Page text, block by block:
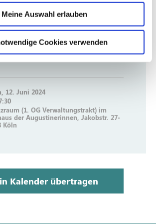
Meine Auswahl erlauben
Cookies verwenden
bei der Ärztekammer
wurde beantragt.
Anmeldung wird gebeten
12. Juni 2024
(1. OG Verwaltungstrakt) im
der Augustinerinnen, Jakobstr. 27-
Köln
Kalender übertragen